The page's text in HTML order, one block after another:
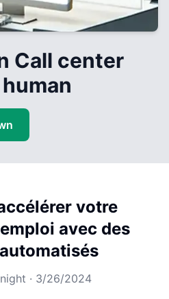
Call center
votre
avec des
· 3/26/2024